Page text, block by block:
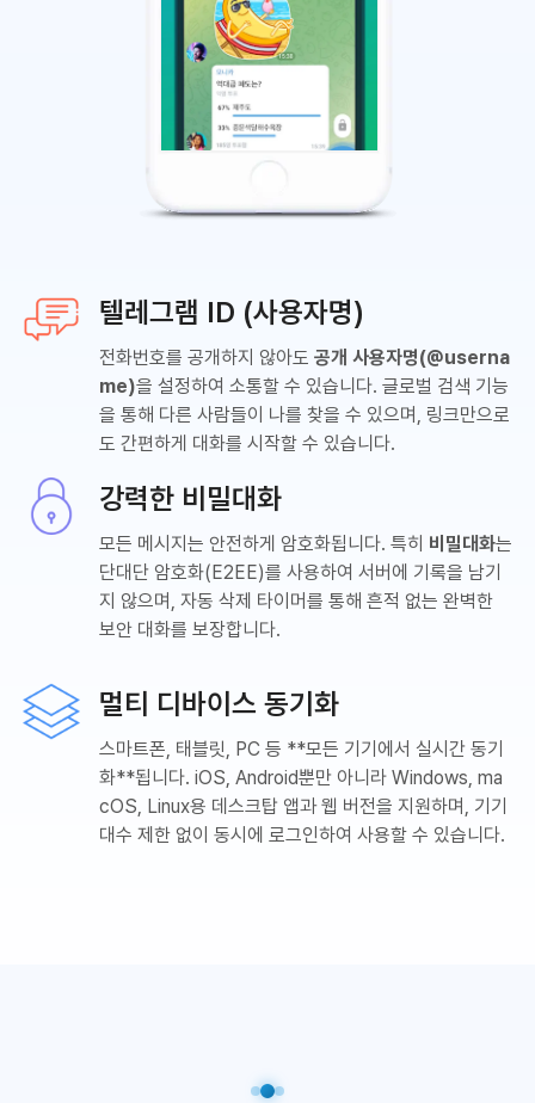
텔레그램 ID (사용자명)
전화번호를 공개하지 않아도 공개 사용자명(@userna
me)을 설정하여 소통할 수 있습니다. 글로벌 검색 기능
을 통해 다른 사람들이 나를 찾을 수 있으며, 링크만으로
도 간편하게 대화를 시작할 수 있습니다.
강력한 비밀대화
모든 메시지는 안전하게 암호화됩니다. 특히 비밀대화는
단대단 암호화(E2EE)를 사용하여 서버에 기록을 남기
지 않으며, 자동 삭제 타이머를 통해 흔적 없는 완벽한
보안 대화를 보장합니다.
멀티 디바이스 동기화
스마트폰, 태블릿, PC 등 **모든 기기에서 실시간 동기
화**됩니다. iOS, Android뿐만 아니라 Windows, ma
cOS, Linux용 데스크탑 앱과 웹 버전을 지원하며, 기기
대수 제한 없이 동시에 로그인하여 사용할 수 있습니다.